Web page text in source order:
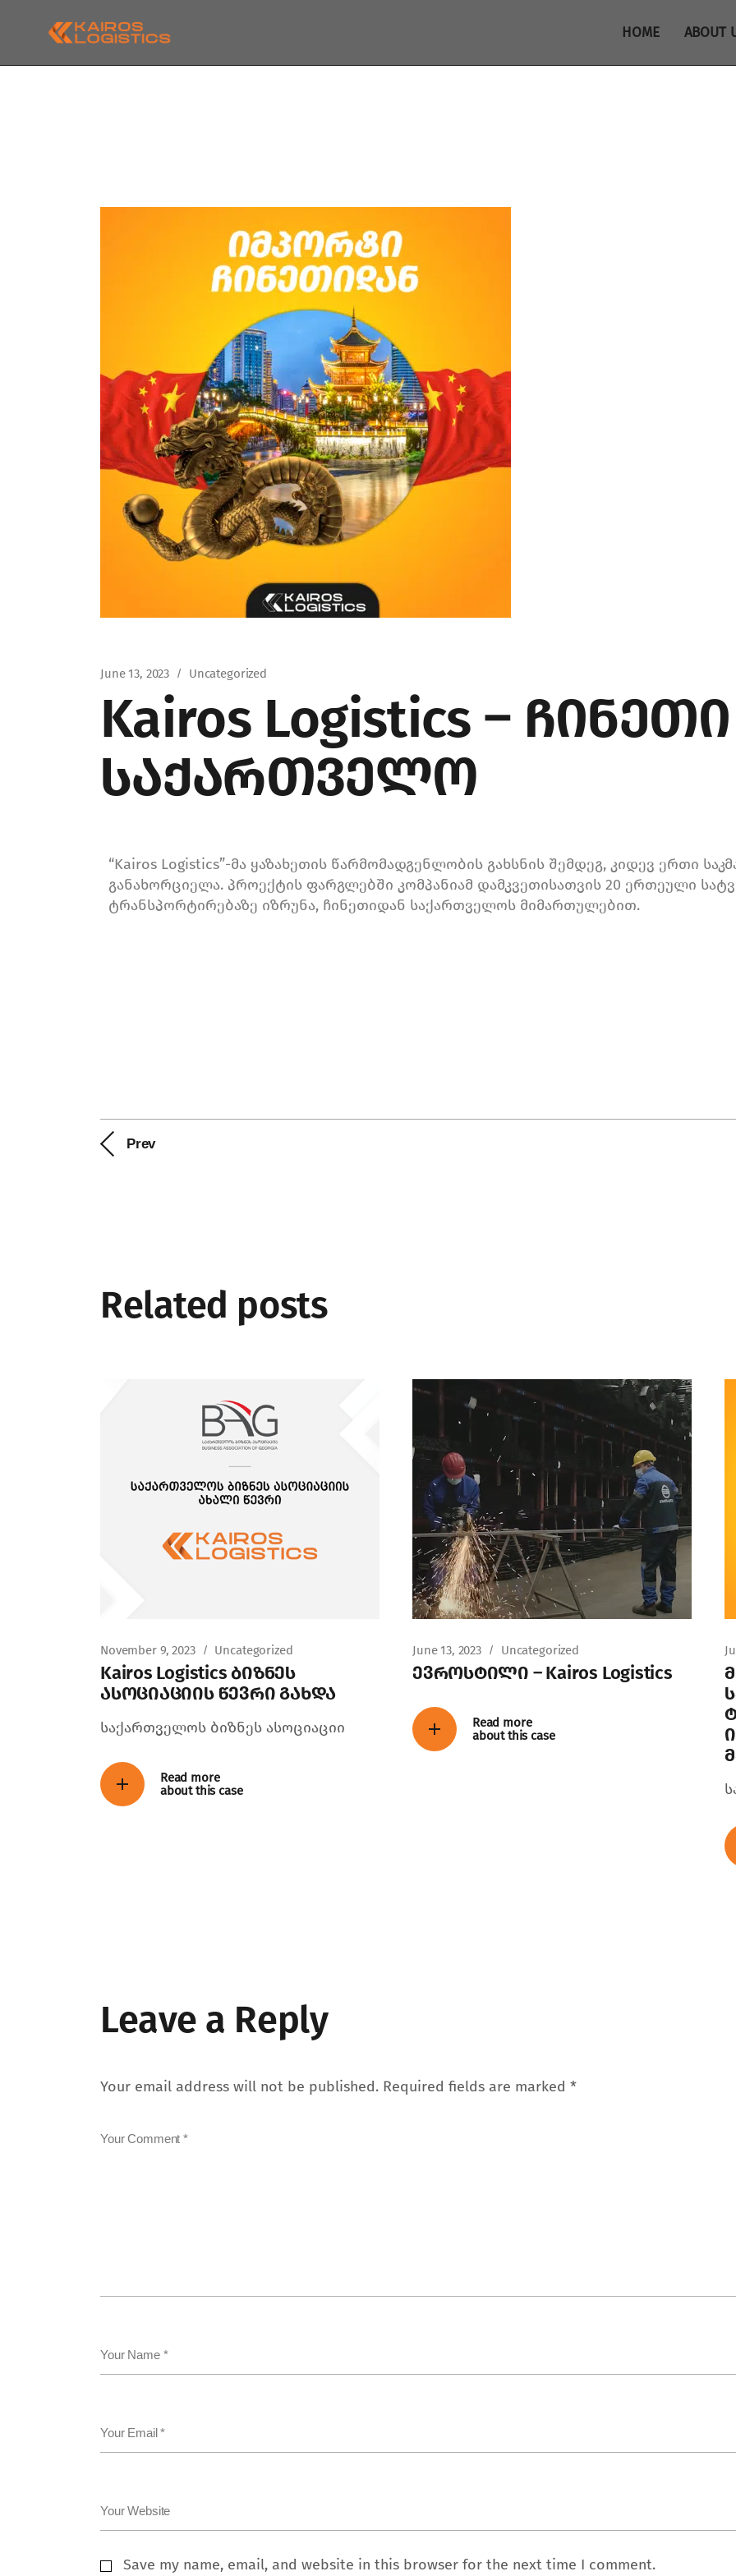
HOME ABOUT
June 13, 2023 Uncategorized
Kairos Logistics –
საქართველო
“Kairos Logistics”-მა ყაზახეთის წარმომადგენლობის გახსნის შემდეგ, კიდევ ერთი
განახორციელა. პროექტის ფარგლებში კომპანიამ დამკვეთისათვის 20 ერთეული
ტრანსპორტირებაზე იზრუნა, ჩინეთიდან საქართველოს მიმართულებით.
Prev
Related posts
November 9, 2023 Uncategorized
Kairos Logistics ბიზნეს
ასოციაციის წევრი გახდა
საქართველოს ბიზნეს ასოციაციი
Read more
about this case
June 13, 2023 Uncategorized
ევროსტილი – Kairos Logistics
Read more
about this case
Leave a Reply
Your email address will not be published. Required fields are marked *
Your Comment *
Your Name *
Your Email *
Your Website
Save my name, email, and website in this browser for the next time I comment.